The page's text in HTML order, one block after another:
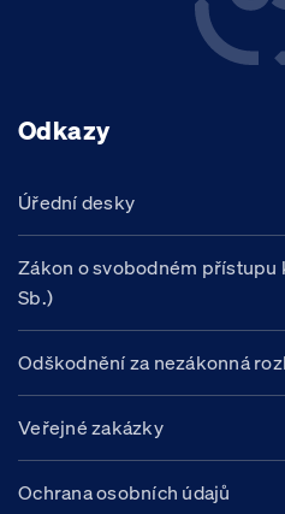
Odkazy
Úřední desky
Zákon o svobodném přístupu
Sb.)
Odškodnění za nezákonná
Veřejné zakázky
Ochrana osobních údajů